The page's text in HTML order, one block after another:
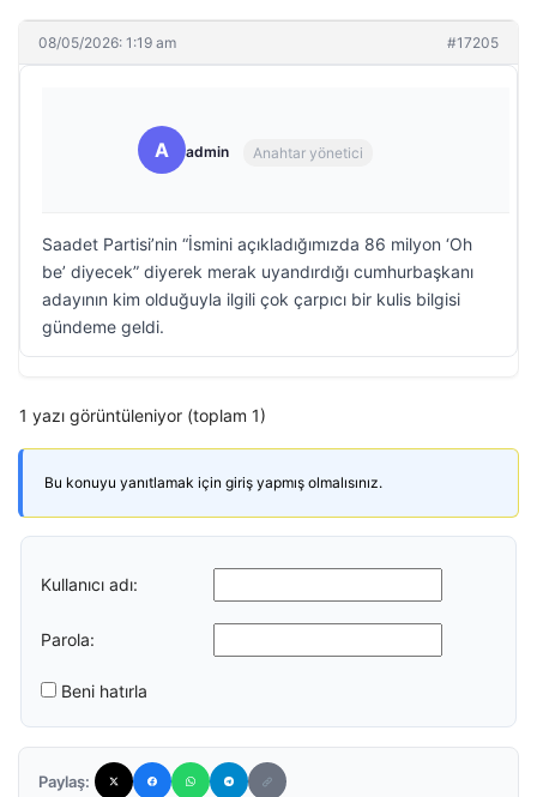
08/05/2026: 1:19 am #17205
A admin Anahtar yönetici
Saadet Partisi’nin “İsmini açıkladığımızda 86 milyon ‘Oh
be’ diyecek” diyerek merak uyandırdığı cumhurbaşkanı
adayının kim olduğuyla ilgili çok çarpıcı bir kulis bilgisi
gündeme geldi.
1 yazı görüntüleniyor (toplam 1)
Bu konuyu yanıtlamak için giriş yapmış olmalısınız.
Kullanıcı adı:
Parola:
Beni hatırla
Paylaş: